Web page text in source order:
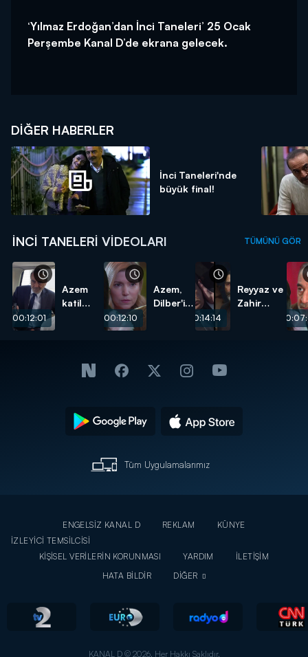
‘Yılmaz Erdoğan’dan İnci Taneleri’ 25 Ocak
Perşembe Kanal D’de ekrana gelecek.
DIĞER HABERLER
İnci Taneleri'nde
büyük final!
İNCI TANELERI VIDEOLARI TÜMÜNÜ GÖR
00:12:01
Azem
katil
00:12:10
Azem,
Dilber'i
00:14:14
Reyyaz ve
Zahir
Tüm Uygulamalarımız
ENGELSİZ KANAL D REKLAM
KÜNYE
İZLEYİCİ TEMSİLCİSİ
KİŞİSEL VERİLERİN KORUNMASI
YARDIM
İLETİŞİM
HATA BİLDİR
DİĞER
KANAL D © 2026. Her Hakkı Saklıdır.